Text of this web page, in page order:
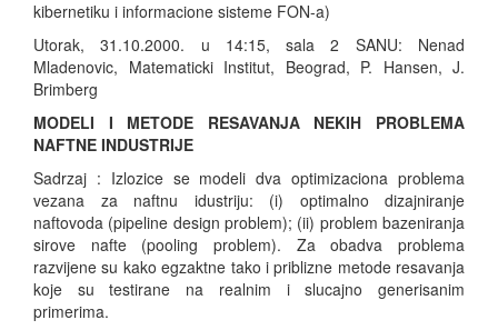
kibernetiku i informacione sisteme FON-a)
Utorak, 31.10.2000. u 14:15, sala 2 SANU: Nenad
Mladenovic, Matematicki Institut, Beograd, P. Hansen, J.
Brimberg
MODELI I METODE RESAVANJA NEKIH PROBLEMA
NAFTNE INDUSTRIJE
Sadrzaj : Izlozice se modeli dva optimizaciona problema
vezana za naftnu idustriju: (i) optimalno dizajniranje
naftovoda (pipeline design problem); (ii) problem bazeniranja
sirove nafte (pooling problem). Za obadva problema
razvijene su kako egzaktne tako i priblizne metode resavanja
koje su testirane na realnim i slucajno generisanim
primerima.